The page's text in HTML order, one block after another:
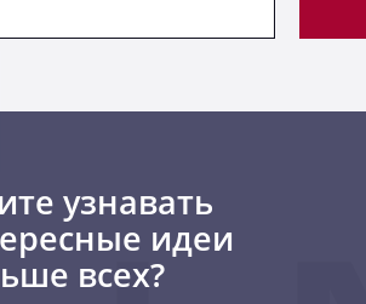
узнавать
идеи
всех?